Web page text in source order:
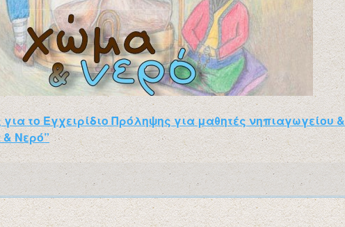
το Εγχειρίδιο Πρόληψης για μαθητές νηπιαγωγείου &
Νερό”